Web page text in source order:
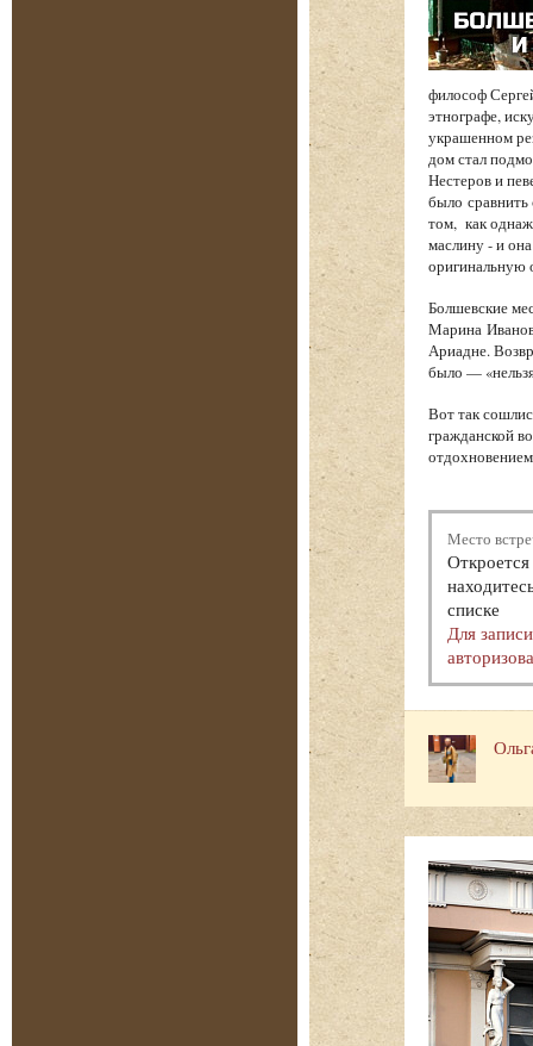
философ
этнографе,
украшенном
дом стал
Нестеров и
было
том, как
маслину - и
оригинальную
Болшевские
Марина
Ариадне.
было —
Вот так
гражданской
Место
списке
Для